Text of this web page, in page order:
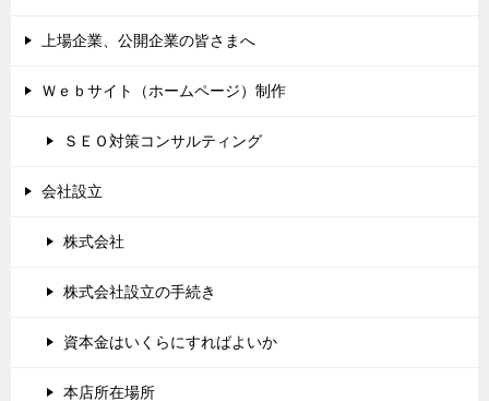
上場企業、公開企業の皆さまへ
Ｗｅｂサイト（ホームページ）制作
ＳＥＯ対策コンサルティング
会社設立
株式会社
株式会社設立の手続き
資本金はいくらにすればよいか
本店所在場所